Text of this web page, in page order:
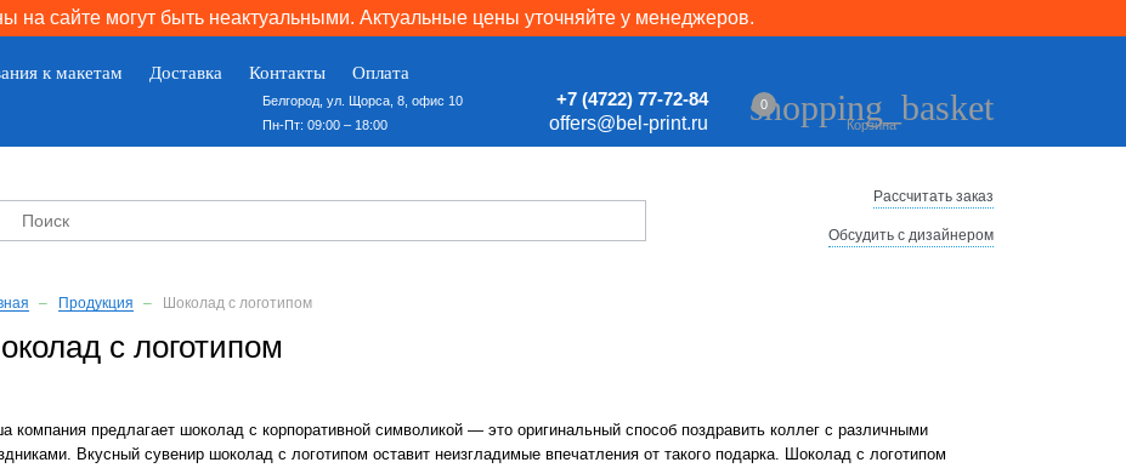
на сайте могут быть неактуальными. Актуальные цены уточняйте у менеджеров.
к макетам Доставка Контакты Оплата
Белгород, ул. Щорса, 8, офис 10
Пн-Пт: 09:00 – 18:00
+7 (4722) 77-72-84
offers@bel-print.ru
shopping_basket
Корзина
0
Рассчитать заказ
Обсудить с дизайнером
Продукция Шоколад с логотипом
с логотипом
компания предлагает шоколад с корпоративной символикой — это оригинальный способ поздравить коллег с различными
Вкусный сувенир шоколад с логотипом оставит неизгладимые впечатления от такого подарка. Шоколад с логотипом